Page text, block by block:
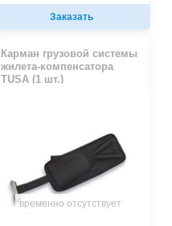
Заказать
Карман грузовой системы
жилета-компенсатора
TUSA (1 шт.)
временно отсутствует